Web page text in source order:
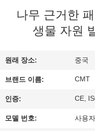
견
학
나무 근거한
생물 자원
원래 장소: 중국
브랜드 이름: CMT
인증: CE,
모델 번호: 사용